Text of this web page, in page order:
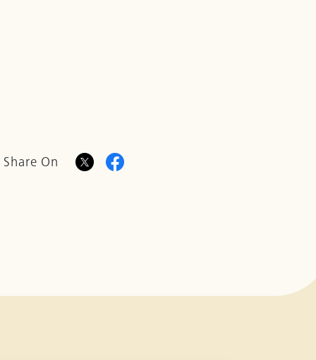
Share On